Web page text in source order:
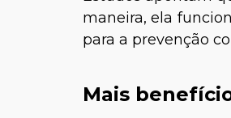
maneira, ela
para a prevenção
Mais